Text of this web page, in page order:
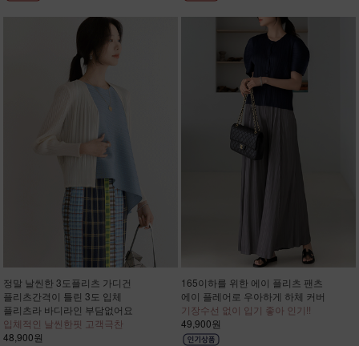
정말 날씬한 3도플리츠 가디건
플리츠간격이 틀린 3도 입체
플리츠라 바디라인 부담없어요
입체적인 날씬한핏 고객극찬
48,900원
165이하를 위한 에이 플리츠 팬츠
에이 플레어로 우아하게 하체 커버
기장수선 없이 입기 좋아 인기!!
49,900원